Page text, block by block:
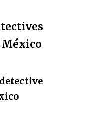
México